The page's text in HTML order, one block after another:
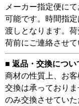
メーカー指定便に
可能です。時間指
渡しとなります。
荷前にご連絡させて
■ 返品・交換につい
商材の性質上、お
交換は承っており
のみ交換させてい